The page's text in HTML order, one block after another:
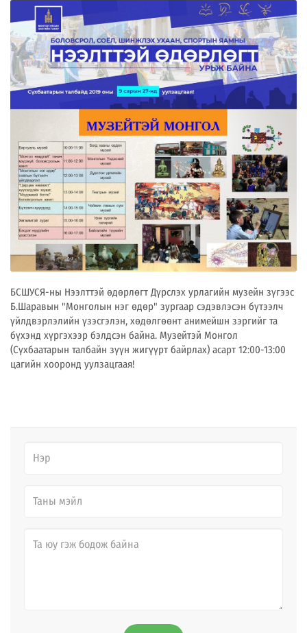
БСШУСЯ-ны Нээлттэй өдөрлөгт Дүрслэх урлагийн музейн зүгээс
Б.Шаравын "Монголын нэг өдөр" зургаар сэдэвлэсэн бүтээлч
үйлдвэрлэлийн үзэсгэлэн, хөдөлгөөнт анимейшн зэргийг та
бүхэнд хүргэхээр бэлдсэн байна. Музейтэй Монгол
(Сүхбаатарын талбайн зүүн жигүүрт байрлах) асарт 12:00-13:00
цагийн хооронд уулзацгаая!